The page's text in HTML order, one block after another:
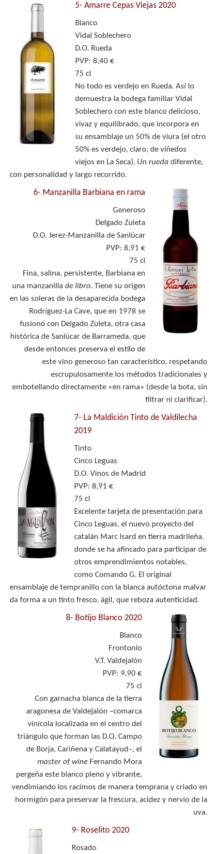
5- Amarre Cepas Viejas 2020
Blanco
Vidal Soblechero
D.O. Rueda
PVP: 8,40 €
75 cl
No todo es verdejo en Rueda. Así lo
demuestra la bodega familiar Vidal
Soblechero con este blanco delicioso,
vivaz y equilibrado, que incorpora en
su ensamblaje un 50% de viura (el otro
50% es verdejo, claro, de viñedos
viejos en La Seca). Un rueda diferente,
con personalidad y largo recorrido.
6- Manzanilla Barbiana en rama
Generoso
Delgado Zuleta
D.O. Jerez-Manzanilla de Sanlúcar
PVP: 8,91 €
75 cl
Fina, salina, persistente, Barbiana en
una manzanilla de libro. Tiene su origen
en las soleras de la desaparecida bodega
Rodríguez-La Cave, que en 1978 se
fusionó con Delgado Zuleta, otra casa
histórica de Sanlúcar de Barrameda, que
desde entonces preserva el estilo de
este vino generoso tan característico, respetando
escrupulosamente los métodos tradicionales y
embotellando directamente «en rama» (desde la bota, sin
filtrar ni clarificar).
7- La Maldición Tinto de Valdilecha
2019
Tinto
Cinco Leguas
D.O. Vinos de Madrid
PVP: 8,91 €
75 cl
Excelente tarjeta de presentación para
Cinco Leguas, el nuevo proyecto del
catalán Marc Isard en tierra madrileña,
donde se ha afincado para participar de
otros emprendimientos notables,
como Comando G. El original
ensamblaje de tempranillo con la blanca autóctona malvar
da forma a un tinto fresco, ágil, que reboza autenticidad.
8- Botijo Blanco 2020
Blanco
Frontonio
V.T. Valdejalón
PVP: 9,90 €
75 cl
Con garnacha blanca de la tierra
aragonesa de Valdejalón –comarca
vinícola localizada en el centro del
triángulo que forman las D.O. Campo
de Borja, Cariñena y Calatayud–, el
master of wine Fernando Mora
pergeña este blanco pleno y vibrante,
vendimiando los racimos de manera temprana y criado en
hormigón para preservar la frescura, acidez y nervio de la
uva.
9- Roselito 2020
Rosado